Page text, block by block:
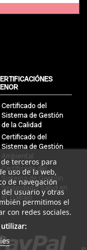
terceros para
uso de la web,
de navegación
usuario y otras
permitimos el
con redes sociales.
utilizar:
Certificado del
Sistema de Gestión
de la Calidad
Certificado del
Sistema de Gestión
Ambiental
Certificado del
Sistema de Gestión
Seguridad y Salud en
el Trabajo